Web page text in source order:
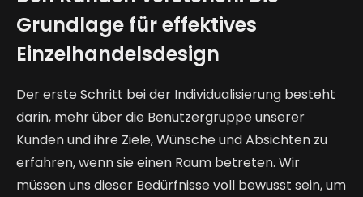
Grundlage für effektives
Einzelhandelsdesign
Der erste Schritt bei der Individualisierung besteht
darin, mehr über die Benutzergruppe unserer
Kunden und ihre Ziele, Wünsche und Absichten zu
erfahren, wenn sie einen Raum betreten. Wir
müssen uns dieser Bedürfnisse voll bewusst sein, um